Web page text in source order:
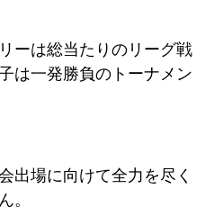
ーは総当たりのリーグ戦
は一発勝負のトーナメン
出場に向けて全力を尽く
。